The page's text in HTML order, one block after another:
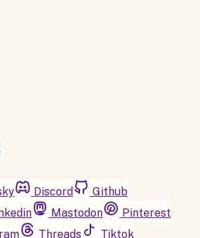
Discord
Github
Mastodon
Pinterest
Threads
Tiktok